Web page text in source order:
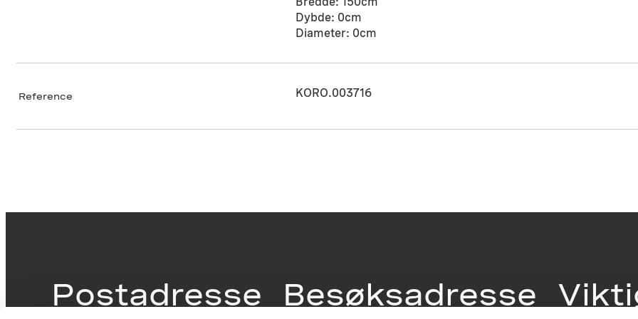
Dybde: 0cm
Diameter: 0cm
Reference KORO.003716
Postadresse Besøksadresse